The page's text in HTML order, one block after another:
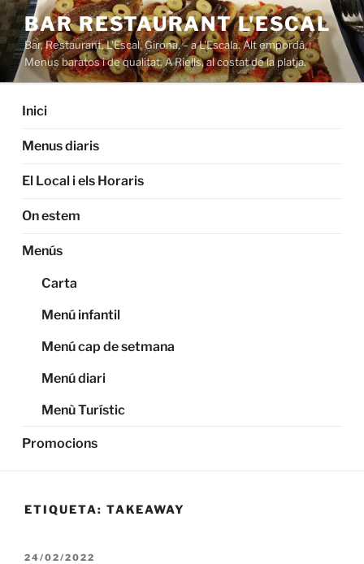
Saltar
al
contenido
BAR RESTAURANT L'ESCAL
Bar, Restaurant, L'Escal, Girona, – a L'Escala. Alt empordà,
Menus baratos i de qualitat. A Riells, al costat de la platja.
Inici
Menus diaris
El Local i els Horaris
On estem
Menús
Carta
Menú infantil
Menú cap de setmana
Menú diari
Menù Turístic
Promocions
ETIQUETA: TAKEAWAY
PUBLICADO
24/02/2022